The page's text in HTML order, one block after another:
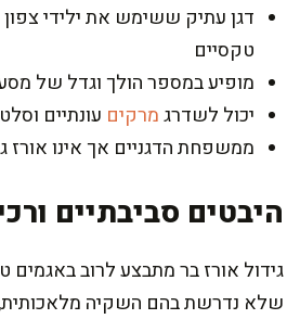
דגן עתיק ששימש את ילידי
טקסיים
מופיע במספר הולך וגדל של
יכול לשדרגמרקים עונתיים
ממשפחת הדגניים אך אינו אורז
היבטים סביבתיים
גידול אורז בר מתבצע לרוב באגמים
שלא נדרשת בהם השקיה